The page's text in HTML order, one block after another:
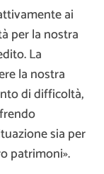
ai
per la nostra
La
la nostra
di difficoltà,
sia per
patrimoni».